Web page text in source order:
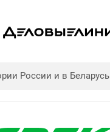
России и в Беларусь